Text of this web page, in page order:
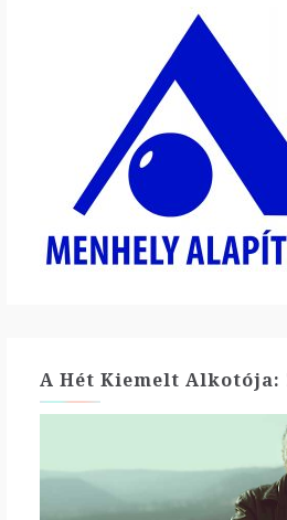
A Hét Kiemelt Alkotója: